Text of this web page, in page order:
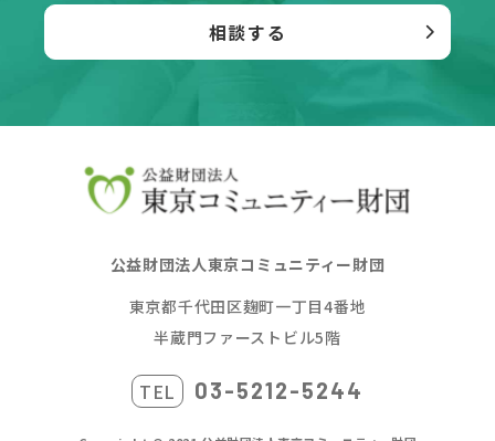
相談する
公益財団法人東京コミュニティー財団
東京都千代田区麹町一丁目4番地
半蔵門ファーストビル5階
03-5212-5244